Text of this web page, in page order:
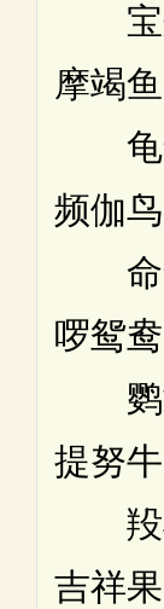
宝
摩竭鱼
龟
频伽鸟
命
啰鸳鸯
鹦
提努牛
羖
吉祥果